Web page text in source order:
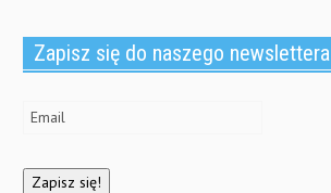
Zapisz się do naszego newslettera